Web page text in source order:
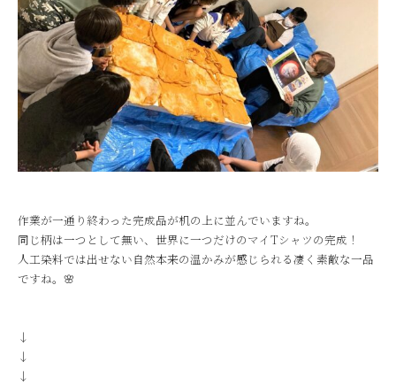
作業が一通り終わった完成品が机の上に並んでいますね。
同じ柄は一つとして無い、世界に一つだけのマイTシャツの完成！
人工染料では出せない自然本来の温かみが感じられる凄く素敵な一品
ですね。🌸
↓
↓
↓